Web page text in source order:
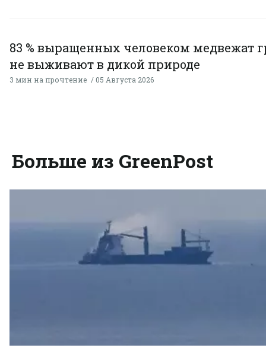
83 % выращенных человеком медвежат
не выживают в дикой природе
3 мин на прочтение 05 Августа 2026
Больше из GreenPost